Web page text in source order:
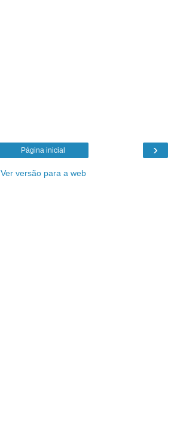
›
Página inicial
Ver versão para a web